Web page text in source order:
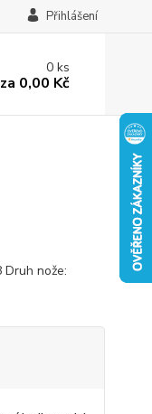
Přihlášení
0ks
za 0,00 Kč
Druh nože: